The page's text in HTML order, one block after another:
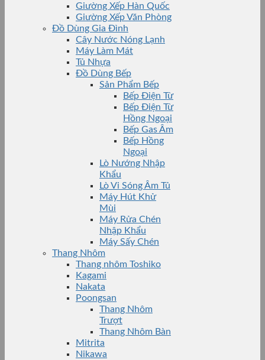
Giường Xếp Hàn Quốc
Giường Xếp Văn Phòng
Đồ Dùng Gia Đình
Cây Nước Nóng Lạnh
Máy Làm Mát
Tủ Nhựa
Đồ Dùng Bếp
Sản Phẩm Bếp
Bếp Điện Từ
Bếp Điện Từ
Hồng Ngoại
Bếp Gas Âm
Bếp Hồng
Ngoại
Lò Nướng Nhập
Khẩu
Lò Vi Sóng Âm Tủ
Máy Hút Khử
Mùi
Máy Rửa Chén
Nhập Khẩu
Máy Sấy Chén
Thang Nhôm
Thang nhôm Toshiko
Kagami
Nakata
Poongsan
Thang Nhôm
Trượt
Thang Nhôm Bàn
Mitrita
Nikawa